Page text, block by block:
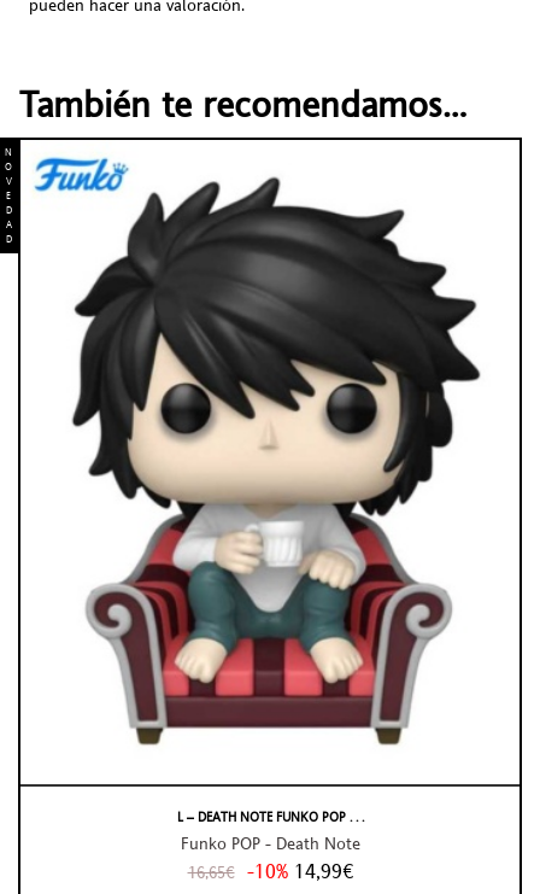
También te recomendamos…
N
O
V
E
D
A
D
L – DEATH NOTE FUNKO POP . . .
Funko POP - Death Note
16,65€ -10% 14,99€